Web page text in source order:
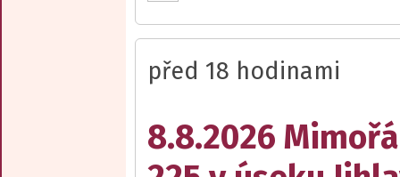
před 18 hodinami
8.8.2026